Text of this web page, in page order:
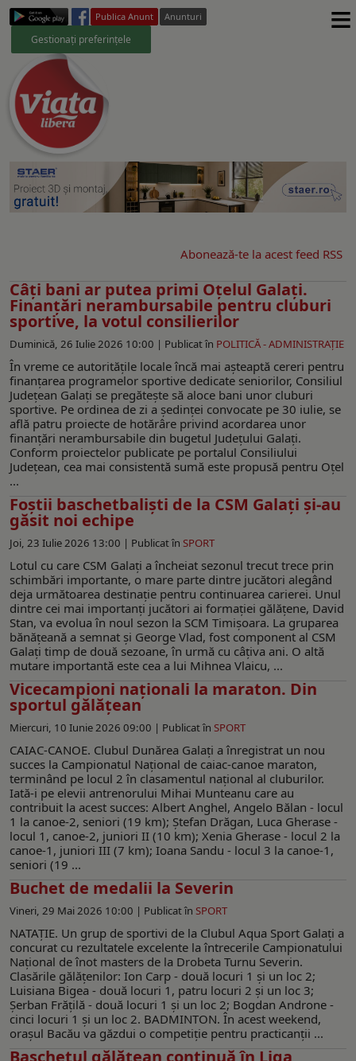
Publica Anunt Anunturi
Gestionați preferințele ≡
Abonează-te la acest feed RSS
Câţi bani ar putea primi Oţelul Galaţi.
Finanţări nerambursabile pentru cluburi
sportive, la votul consilierilor
Duminică, 26 Iulie 2026 10:00 | Publicat în POLITICĂ - ADMINISTRAŢIE
În vreme ce autorităţile locale încă mai aşteaptă cereri pentru
finanţarea programelor sportive dedicate seniorilor, Consiliul
Judeţean Galaţi se pregăteşte să aloce bani unor cluburi
sportive. Pe ordinea de zi a şedinţei convocate pe 30 iulie, se
află patru proiecte de hotărâre privind acordarea unor
finanţări nerambursabile din bugetul Judeţului Galaţi.
Conform proiectelor publicate pe portalul Consiliului
Judeţean, cea mai consistentă sumă este propusă pentru Oţel
...
Foștii baschetbaliști de la CSM Galați și-au
găsit noi echipe
Joi, 23 Iulie 2026 13:00 | Publicat în SPORT
Lotul cu care CSM Galați a încheiat sezonul trecut trece prin
schimbări importante, o mare parte dintre jucători alegând
deja următoarea destinație pentru continuarea carierei. Unul
dintre cei mai importanți jucători ai formației gălățene, David
Stan, va evolua în noul sezon la SCM Timișoara. La gruparea
bănățeană a semnat și George Vlad, fost component al CSM
Galați timp de două sezoane, în urmă cu câțiva ani. O altă
mutare importantă este cea a lui Mihnea Vlaicu, ...
Vicecampioni naționali la maraton. Din
sportul gălățean
Miercuri, 10 Iunie 2026 09:00 | Publicat în SPORT
CAIAC-CANOE. Clubul Dunărea Galați a înregistrat un nou
succes la Campionatul Național de caiac-canoe maraton,
terminând pe locul 2 în clasamentul naţional al cluburilor.
Iată-i pe elevii antrenorului Mihai Munteanu care au
contribuit la acest succes: Albert Anghel, Angelo Bălan - locul
1 la canoe-2, seniori (19 km); Ștefan Drăgan, Luca Gherase -
locul 1, canoe-2, juniori II (10 km); Xenia Gherase - locul 2 la
canoe-1, juniori III (7 km); Ioana Sandu - locul 3 la canoe-1,
seniori (19 ...
Buchet de medalii la Severin
Vineri, 29 Mai 2026 10:00 | Publicat în SPORT
NATAȚIE. Un grup de sportivi de la Clubul Aqua Sport Galați a
concurat cu rezultatele excelente la întrecerile Campionatului
Național de înot masters de la Drobeta Turnu Severin.
Clasările gălățenilor: Ion Carp - două locuri 1 și un loc 2;
Luisiana Bigea - două locuri 1, patru locuri 2 și un loc 3;
Șerban Frățilă - două locuri 1 și un loc 2; Bogdan Androne -
cinci locuri 1 și un loc 2. BADMINTON. În acest weekend,
orașul Bacău va găzdui o competiție pentru practicanții ...
Baschetul gălățean continuă în Liga